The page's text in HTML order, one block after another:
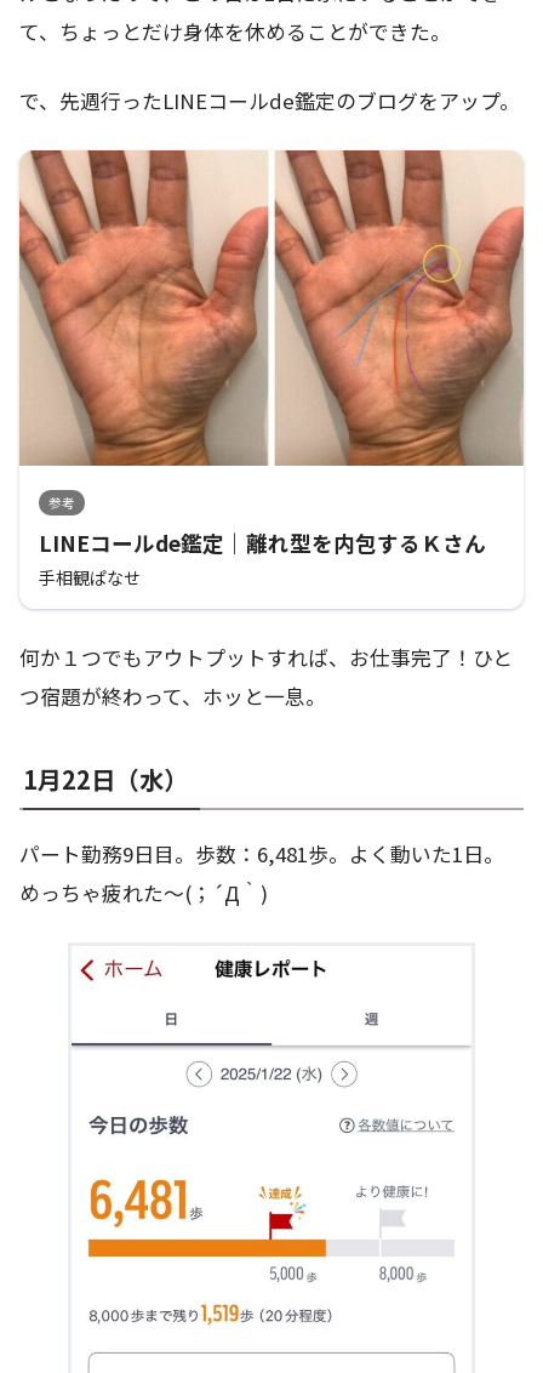
て、ちょっとだけ身体を休めることができた。
で、先週行ったLINEコールde鑑定のブログをアップ。
参考
LINEコールde鑑定｜離れ型を内包するＫさん
手相観ぱなせ
何か１つでもアウトプットすれば、お仕事完了！ひと
つ宿題が終わって、ホッと一息。
1月22日（水）
パート勤務9日目。歩数：6,481歩。よく動いた1日。
めっちゃ疲れた～(；´Д｀)